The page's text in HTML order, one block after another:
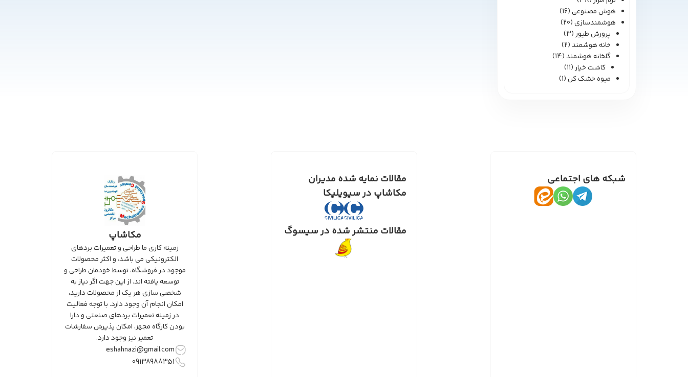
هوش مصنوعی(16)
هوشمندسازی(20)
پرورش طیور(3)
خانه هوشمند(2)
گلخانه هوشمند(14)
کاشت خیار(11)
میوه خشک کن(1)
شبکه های اجتماعی
مقالات نمایه شده مدیران
مکاشاپ در سیویلیکا
مقالات منتشر شده در سیسوگ مکاشاپ
زمینه کاری ما طراحی و تعمیرات بردهای
الکترونیکی می باشد، و اکثر محصولات
موجود در فروشگاه، توسط خودمان طراحی و
توسعه یافته اند. از این جهت اگر نیاز به
شخصی سازی هر یک از محصولات دارید،
امکان انجام آن وجود دارد. با توجه فعالیت
در زمینه تعمیرات بردهای صنعتی و دارا
بودن کارگاه مجهز، امکان پذیرش سفارشات
تعمیر نیز وجود دارد.
eshahnazi@gmail.com
09138988351